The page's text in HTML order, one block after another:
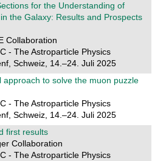
for the Understanding of
the Galaxy: Results and Prospects
Collaboration
- The Astroparticle Physics
Schweiz, 14.–24. Juli 2025
approach to solve the muon puzzle
- The Astroparticle Physics
Schweiz, 14.–24. Juli 2025
first results
Collaboration
- The Astroparticle Physics